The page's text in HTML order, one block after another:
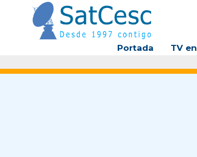
contenido
Portada TV